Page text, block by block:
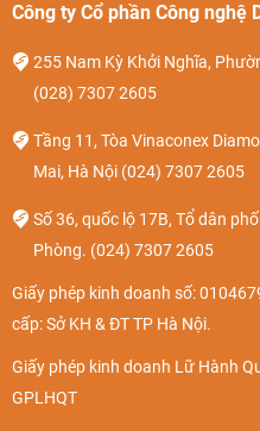
Công ty Cổ phần Công nghệ
255 Nam Kỳ Khởi Nghĩa,
(028) 7307 2605
Tầng 11, Tòa Vinaconex
Mai, Hà Nội (024) 7307 2605
Số 36, quốc lộ 17B, Tổ dân
Phòng. (024) 7307 2605
Giấy phép kinh doanh số:
cấp: Sở KH & ĐT TP Hà Nội.
Giấy phép kinh doanh Lữ Hành
GPLHQT